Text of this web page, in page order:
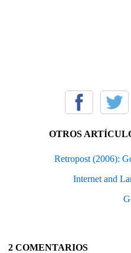
OTROS
Retropost (2006):
Internet and
2 COMENTARIOS